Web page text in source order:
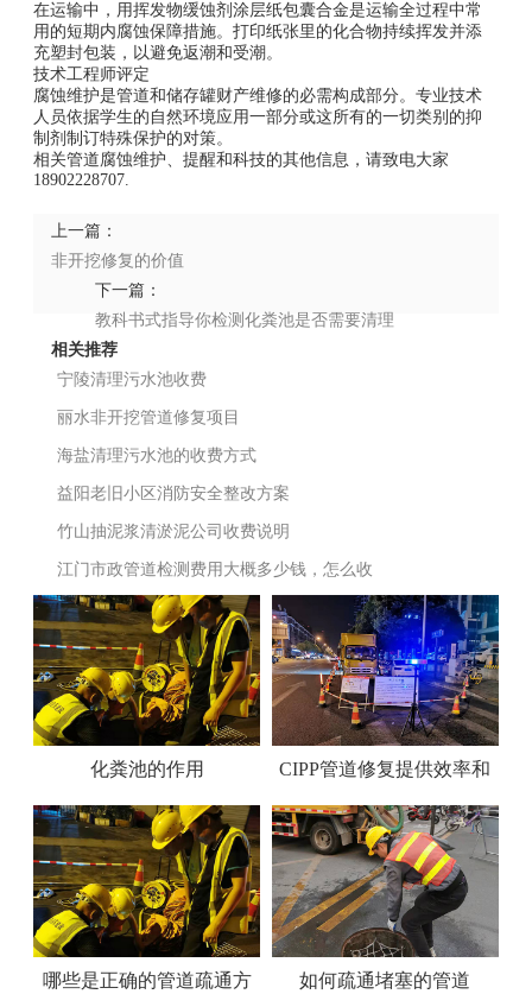
在运输中，用挥发物缓蚀剂涂层纸包囊合金是运输全过程中常
用的短期内腐蚀保障措施。打印纸张里的化合物持续挥发并添
充塑封包装，以避免返潮和受潮。
技术工程师评定
腐蚀维护是管道和储存罐财产维修的必需构成部分。专业技术
人员依据学生的自然环境应用一部分或这所有的一切类别的抑
制剂制订特殊保护的对策。
相关管道腐蚀维护、提醒和科技的其他信息，请致电大家
18902228707.
上一篇：
非开挖修复的价值
下一篇：
教科书式指导你检测化粪池是否需要清理
相关推荐
宁陵清理污水池收费
丽水非开挖管道修复项目
海盐清理污水池的收费方式
益阳老旧小区消防安全整改方案
竹山抽泥浆清淤泥公司收费说明
江门市政管道检测费用大概多少钱，怎么收
费？
化粪池的作用 CIPP管道修复提供效率和
安全
哪些是正确的管道疏通方 如何疏通堵塞的管道